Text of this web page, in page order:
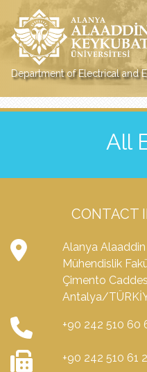
Department of Electrical and
All
CONTACT
Alanya
Mühendislik
Çimento
Antalya/
+90 242 510 60
+90 242 510 61